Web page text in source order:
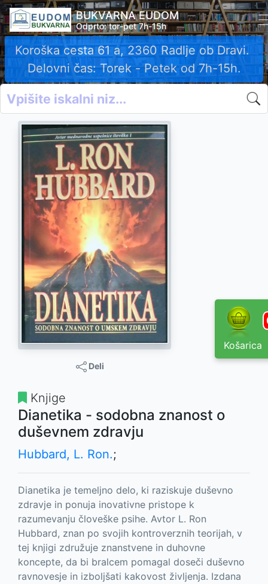
BUKVARNA EUDOM
Odprto: tor-pet 7h-15h
Koroška cesta 61 a, 2360 Radlje ob Dravi.
Delovni čas: Torek - Petek od 7h-15h.
Košarica
Deli
Knjige
Dianetika - sodobna znanost o
duševnem zdravju
Hubbard, L. Ron.;
Dianetika je temeljno delo, ki raziskuje duševno
zdravje in ponuja inovativne pristope k
razumevanju človeške psihe. Avtor L. Ron
Hubbard, znan po svojih kontroverznih teorijah, v
tej knjigi združuje znanstvene in duhovne
koncepte, da bi bralcem pomagal doseči duševno
ravnovesje in izboljšati kakovost življenja. Izdana